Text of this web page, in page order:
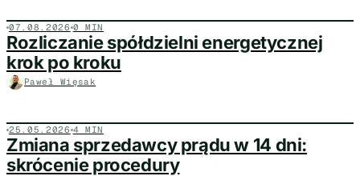
07.08.2026 0 MIN
Rozliczanie spółdzielni energetycznej
krok po kroku
Paweł Więsak
25.05.2026 4 MIN
Zmiana sprzedawcy prądu w 14 dni:
skrócenie procedury